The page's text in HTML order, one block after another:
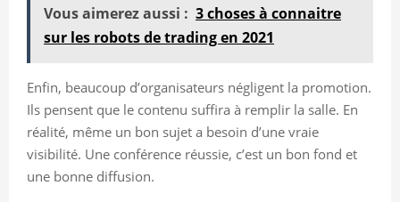
Vous aimerez aussi : 3 choses à connaitre
sur les robots de trading en 2021
Enfin, beaucoup d’organisateurs négligent la promotion.
Ils pensent que le contenu suffira à remplir la salle. En
réalité, même un bon sujet a besoin d’une vraie
visibilité. Une conférence réussie, c’est un bon fond et
une bonne diffusion.